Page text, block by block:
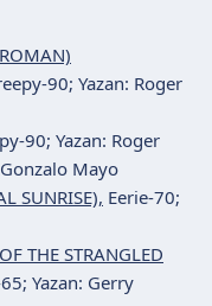
90; Yazan: Roger
90; Yazan: Roger
Mayo
SUNRISE), Eerie-70;
THE STRANGLED
Yazan: Gerry